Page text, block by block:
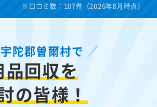
※口コミ数：107件（2026年8月時点）
陀郡曽爾村で
品回収を
の皆様！